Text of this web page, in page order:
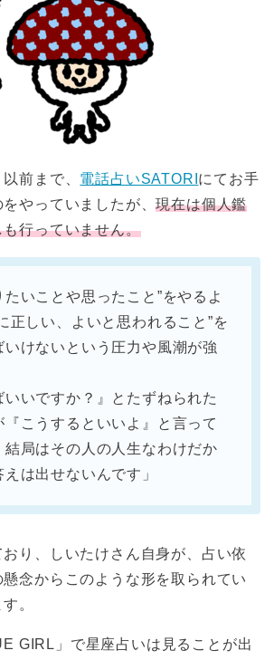
前まで、 電話占いSATORI にてお手
やっていましたが、現在は個人鑑
行っていません。
たいことや思ったこと”をやるよ
正しい、よいと思われること”を
いけないという圧力や風潮が強
いいですか？』とたずねられた
『こうするといいよ』と言って
結局はその人の人生なわけだか
は出せないんです」
り、しいたけさん自身が、占い依
念からこのような形を取られてい
。
GIRL」で星座占いは見ることが出